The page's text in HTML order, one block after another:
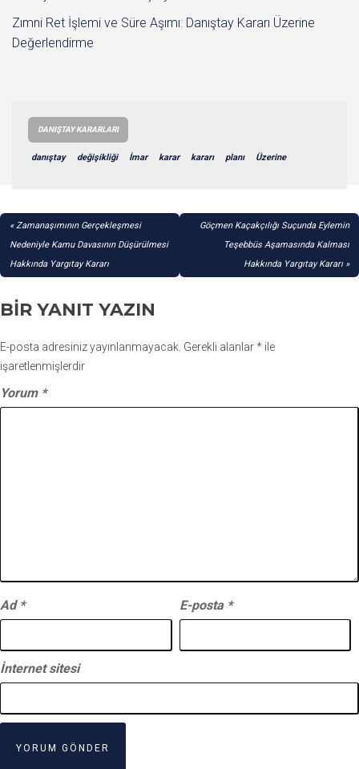
Zımni Ret İşlemi ve Süre Aşımı: Danıştay Kararı Üzerine
Değerlendirme
DANIŞTAY KARARLARI
danıştay değişikliği İmar karar kararı planı Üzerine
YAZI
GEZINMESI
Zamanaşımının Gerçekleşmesi
Nedeniyle Kamu Davasının Düşürülmesi
Hakkında Yargıtay Kararı
Göçmen Kaçakçılığı Suçunda Eylemin
Teşebbüs Aşamasında Kalması
Hakkında Yargıtay Kararı
BIR YANIT YAZIN
E-posta adresiniz yayınlanmayacak. Gerekli alanlar* ile
işaretlenmişlerdir
Yorum *
Ad * E-posta *
İnternet sitesi